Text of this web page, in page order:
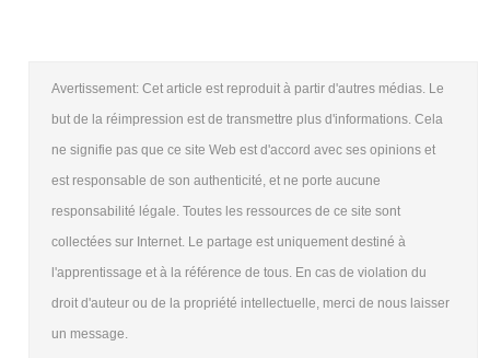
Avertissement: Cet article est reproduit à partir d'autres médias. Le
but de la réimpression est de transmettre plus d'informations. Cela
ne signifie pas que ce site Web est d'accord avec ses opinions et
est responsable de son authenticité, et ne porte aucune
responsabilité légale. Toutes les ressources de ce site sont
collectées sur Internet. Le partage est uniquement destiné à
l'apprentissage et à la référence de tous. En cas de violation du
droit d'auteur ou de la propriété intellectuelle, merci de nous laisser
un message.